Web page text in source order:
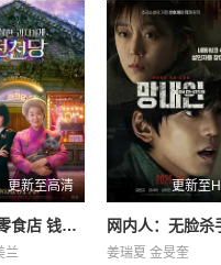
更新至高清
奇怪的零食店 钱天堂
兰
更新至
网内人：无脸杀
姜瑞夏 金旻奎